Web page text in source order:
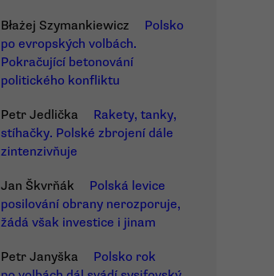
Błażej Szymankiewicz
Polsko
po evropských volbách.
Pokračující betonování
politického konfliktu
Petr Jedlička
Rakety, tanky,
stíhačky. Polské zbrojení dále
zintenzivňuje
Jan Škvrňák
Polská levice
posilování obrany nerozporuje,
žádá však investice i jinam
Petr Janyška
Polsko rok